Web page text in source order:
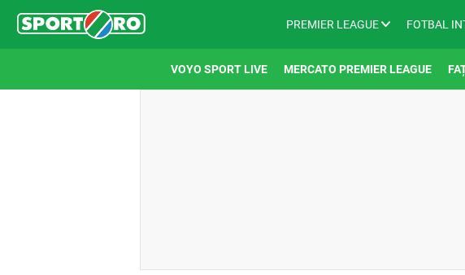
PREMIER LEAGUE FOTBAL
VOYO SPORT LIVE MERCATO PREMIER LEAGUE